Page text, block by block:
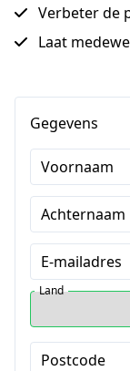
Verbeter de
Laat
Gegevens
Voornaam
Achternaam
E-mailadres
Land
Postcode